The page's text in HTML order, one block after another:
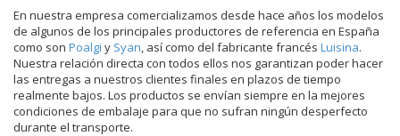
En nuestra empresa comercializamos desde hace años los modelos
de algunos de los principales productores de referencia en España
como son Poalgi y Syan , así como del fabricante francés Luisina.
Nuestra relación directa con todos ellos nos garantizan poder hacer
las entregas a nuestros clientes finales en plazos de tiempo
realmente bajos. Los productos se envían siempre en la mejores
condiciones de embalaje para que no sufran ningún desperfecto
durante el transporte.